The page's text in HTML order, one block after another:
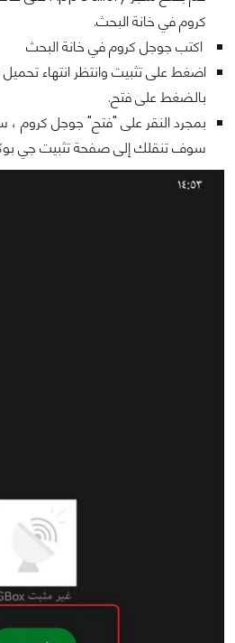
كروم في خانة البحث.
اكتب جوجل كروم في خانة البحث
اضغط على تثبيت وانتظر انتهاء
بالضغط على فتح.
بمجرد النقر على "فتح" جوجل كروم ،
سوف تنقلك إلى صفحة تثبيت جي